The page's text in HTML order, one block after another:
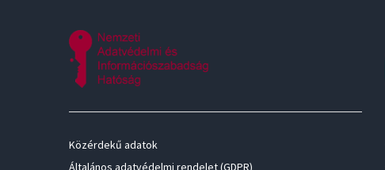
Közérdekű adatok
Általános adatvédelmi rendelet (GDPR)